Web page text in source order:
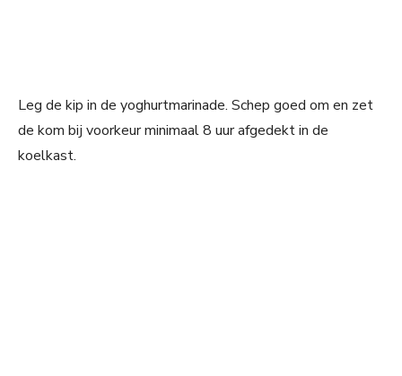
Leg de kip in de yoghurtmarinade. Schep goed om en zet
de kom bij voorkeur minimaal 8 uur afgedekt in de
koelkast.